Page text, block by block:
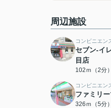
周辺施設
コンビニエン
セブン-イ
目店
102ｍ（2分）
コンビニエン
ファミリ
326ｍ（5分）